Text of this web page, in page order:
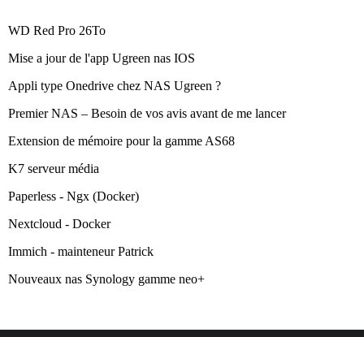
WD Red Pro 26To
Mise a jour de l'app Ugreen nas IOS
Appli type Onedrive chez NAS Ugreen ?
Premier NAS – Besoin de vos avis avant de me lancer
Extension de mémoire pour la gamme AS68
K7 serveur média
Paperless - Ngx (Docker)
Nextcloud - Docker
Immich - mainteneur Patrick
Nouveaux nas Synology gamme neo+